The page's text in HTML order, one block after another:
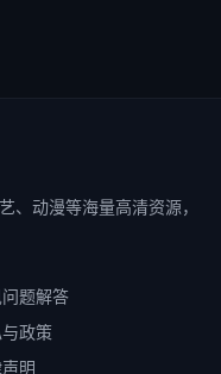
、动漫等海量高清资源，
题解答
政策
明